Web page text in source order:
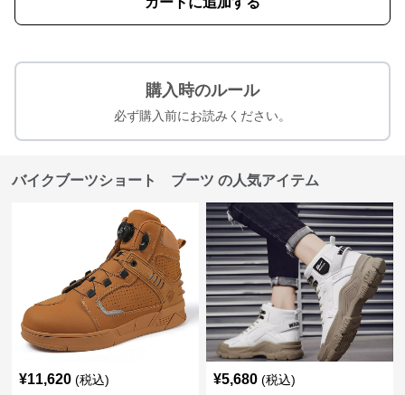
購入時のルール
必ず購入前にお読みください。
バイクブーツショート ブーツ の人気アイテム
¥11,620 (税込) ¥5,680 (税込)